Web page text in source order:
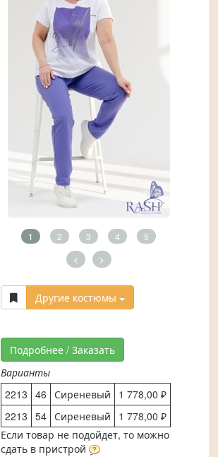
1 2 3 4 5
< >
Другие костюмы
Подробнее / Заказать
Варианты
2213 46 Сиреневый
1 778,00 ₽
2213 54 Сиреневый
1 778,00 ₽
Если товар не подойдет, то можно
сдать в пристрой